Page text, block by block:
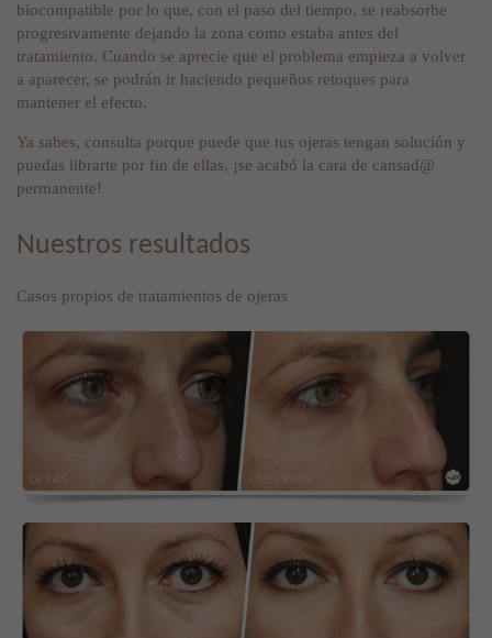
biocompatible por lo que, con el paso del tiempo, se reabsorbe
progresivamente dejando la zona como estaba antes del
tratamiento. Cuando se aprecie que el problema empieza a volver
a aparecer, se podrán ir haciendo pequeños retoques para
mantener el efecto.
Ya sabes, consulta porque puede que tus ojeras tengan solución y
puedas librarte por fin de ellas, ¡se acabó la cara de cansad@
permanente!
Nuestros resultados
Casos propios de tratamientos de ojeras